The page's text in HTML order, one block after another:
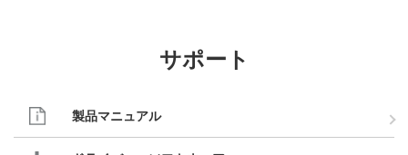
サポート
製品マニュアル